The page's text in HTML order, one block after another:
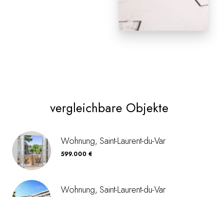
vergleichbare Objekte
Wohnung, Saint-Laurent-du-Var
599.000 €
Wohnung, Saint-Laurent-du-Var